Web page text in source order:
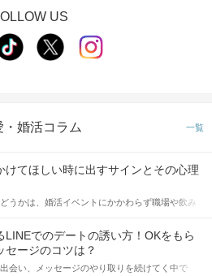
US
・婚活コラム 一覧
けてほしい時に出すサインとその心理
うかは、婚活イベントにかかわらず職場や飲み
るかにも左右されます。 これから恋人作りを本
している方は、女性が異性を求めて出すサイン
し、正しい行動に移せるかどうかが重要。 この
話しかけて欲しい時に出すサインとその心理を
LINEでのデートの誘い方！OKをもら
セージのコツは？
会い、メッセージのやり取りを続けてく中で